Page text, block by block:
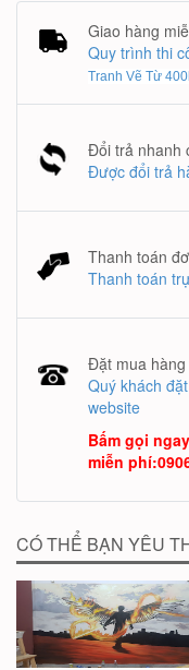
Giao hàng
Quy trình thi
Tranh Vẽ Từ
Đổi trả nhanh
Được đổi trả
Thanh toán
Thanh toán
Đặt mua
Quý khách
website
Bấm gọi
miễn phí:
CÓ THỂ BẠN YÊU